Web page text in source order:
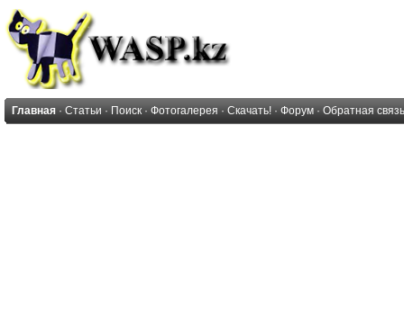
Главная · Статьи · Поиск · Фотогалерея · Скачать! · Форум · Обратная связь